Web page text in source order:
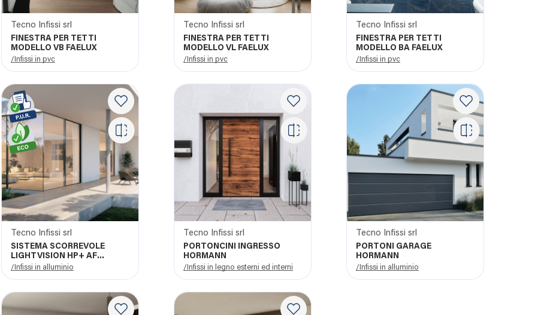
Tecno Infissi srl
FINESTRA PER TETTI
MODELLO VB FAELUX
/Infissi in pvc
Tecno Infissi srl
FINESTRA PER TETTI
MODELLO VL FAELUX
/Infissi in pvc
Tecno Infissi srl
FINESTRA PER TETTI
MODELLO BA FAELUX
/Infissi in pvc
Tecno Infissi srl
SISTEMA SCORREVOLE
LIGHTVISION HP+ AF
LUXURY
/Infissi in alluminio
Tecno Infissi srl
PORTONCINI INGRESSO
HORMANN
/Infissi in legno esterni ed interni
Tecno Infissi srl
PORTONI GARAGE
HORMANN
/Infissi in alluminio